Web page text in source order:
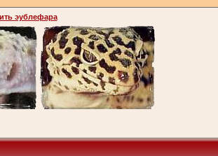
эублефара